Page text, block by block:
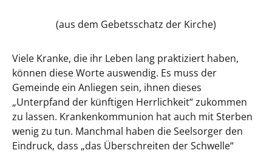
(aus dem Gebetsschatz der Kirche)
Viele Kranke, die ihr Leben lang praktiziert haben,
können diese Worte auswendig. Es muss der
Gemeinde ein Anliegen sein, ihnen dieses
„Unterpfand der künftigen Herrlichkeit“ zukommen
zu lassen. Krankenkommunion hat auch mit Sterben
wenig zu tun. Manchmal haben die Seelsorger den
Eindruck, dass „das Überschreiten der Schwelle“